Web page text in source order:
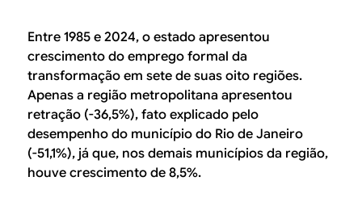
Entre 1985 e 2024, o estado apresentou
crescimento do emprego formal da
transformação em sete de suas oito regiões.
Apenas a região metropolitana apresentou
retração (-36,5%), fato explicado pelo
desempenho do município do Rio de Janeiro
(-51,1%), já que, nos demais municípios da região,
houve crescimento de 8,5%.